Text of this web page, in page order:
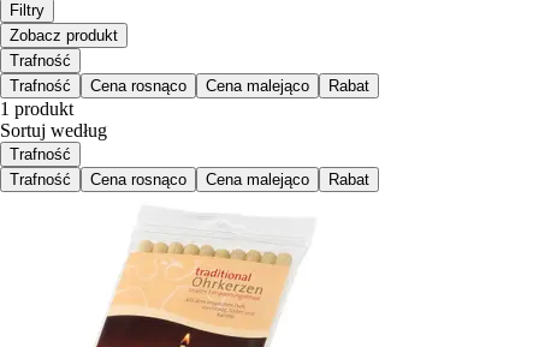
Filtry
Zobacz produkt
Trafność
Trafność
Cena rosnąco Cena malejąco Rabat
1 produkt
Sortuj według
Trafność
Trafność
Cena rosnąco Cena malejąco Rabat